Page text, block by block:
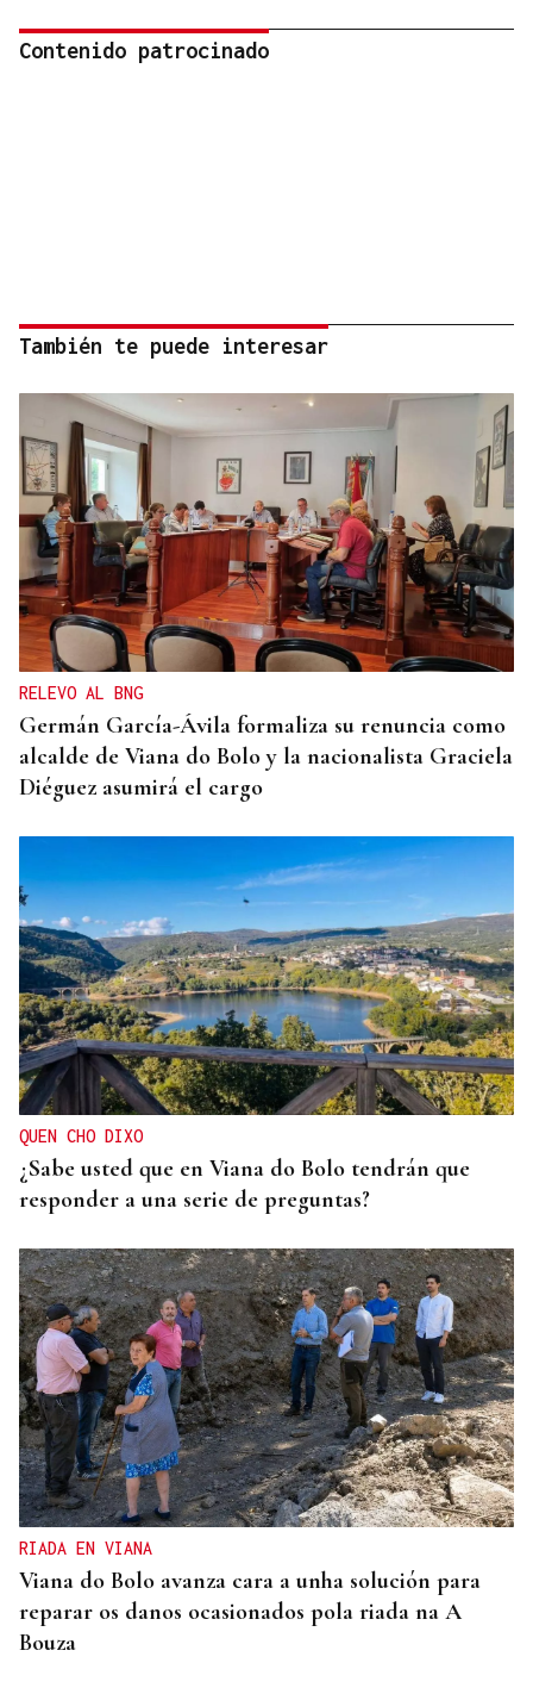
Contenido patrocinado
También te puede interesar
RELEVO AL BNG
Germán García-Ávila formaliza su renuncia como
alcalde de Viana do Bolo y la nacionalista Graciela
Diéguez asumirá el cargo
QUEN CHO DIXO
¿Sabe usted que en Viana do Bolo tendrán que
responder a una serie de preguntas?
RIADA EN VIANA
Viana do Bolo avanza cara a unha solución para
reparar os danos ocasionados pola riada na A
Bouza